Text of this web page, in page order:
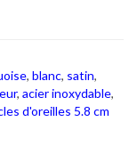
, blanc, satin,
, acier inoxydable,
d'oreilles 5.8 cm